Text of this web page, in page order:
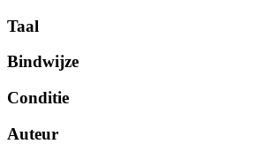
Taal
Bindwijze
Conditie
Auteur